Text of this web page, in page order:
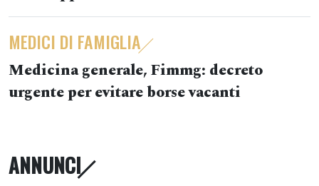
MEDICI DI FAMIGLIA
Medicina generale, Fimmg: decreto
urgente per evitare borse vacanti
ANNUNCI